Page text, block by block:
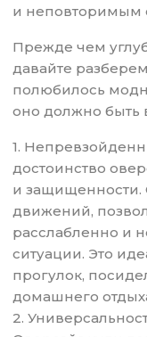
и неповторимым
Прежде чем
давайте
полюбилось
оно должно
1.
достоинство
и защищенности.
движений,
расслабленно и
ситуации. Это
прогулок,
домашнего
2.